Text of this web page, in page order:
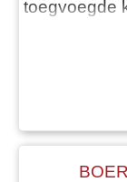
toegvoegde
bedsteden
schouwen is